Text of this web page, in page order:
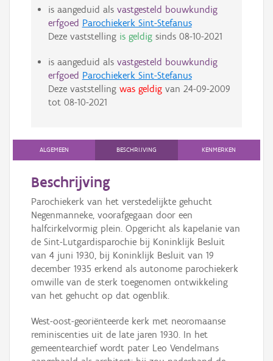
is aangeduid als vastgesteld bouwkundig
erfgoed Parochiekerk Sint-Stefanus
Deze vaststelling is geldigsinds 08-10-2021
is aangeduid als vastgesteld bouwkundig
erfgoed Parochiekerk Sint-Stefanus
Deze vaststelling was geldigvan 24-09-2009
tot 08-10-2021
ALGEMEEN BESCHRIJVING KENMERKEN
Beschrijving
Parochiekerk van het verstedelijkte gehucht
Negenmanneke, voorafgegaan door een
halfcirkelvormig plein. Opgericht als kapelanie van
de Sint-Lutgardisparochie bij Koninklijk Besluit
van 4 juni 1930, bij Koninklijk Besluit van 19
december 1935 erkend als autonome parochiekerk
omwille van de sterk toegenomen ontwikkeling
van het gehucht op dat ogenblik.
West-oost-georiënteerde kerk met neoromaanse
reminiscenties uit de late jaren 1930. In het
gemeentearchief wordt pater Leo Vendelmans